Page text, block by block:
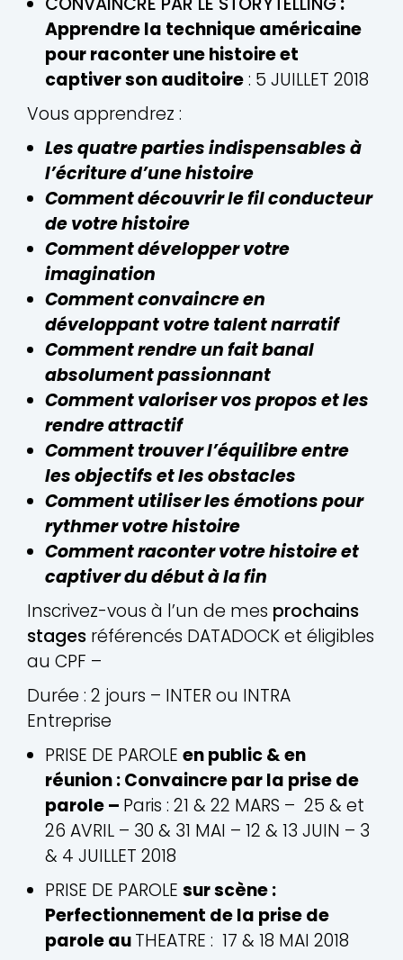
Apprendre la technique américaine
pour raconter une histoire et
captiver son auditoire: 5 JUILLET 2018
Vous apprendrez :
Les quatre parties indispensables à
l’écriture d’une histoire
Comment découvrir le fil conducteur
de votre histoire
Comment développer votre
imagination
Comment convaincre en
développant votre talent narratif
Comment rendre un fait banal
absolument passionnant
Comment valoriser vos propos et les
rendre attractif
Comment trouver l’équilibre entre
les objectifs et les obstacles
Comment utiliser les émotions pour
rythmer votre histoire
Comment raconter votre histoire et
captiver du début à la fin
Inscrivez-vous à l’un de mes prochains
stages référencés DATADOCK et éligibles
au CPF –
Durée : 2 jours – INTER ou INTRA
Entreprise
PRISE DE PAROLE en public & en
réunion : Convaincre par la prise de
parole – Paris : 21 & 22 MARS – 25 & et
26 AVRIL – 30 & 31 MAI – 12 & 13 JUIN – 3
& 4 JUILLET 2018
PRISE DE PAROLE sur scène :
Perfectionnement de la prise de
parole auTHEATRE : 17 & 18 MAI 2018